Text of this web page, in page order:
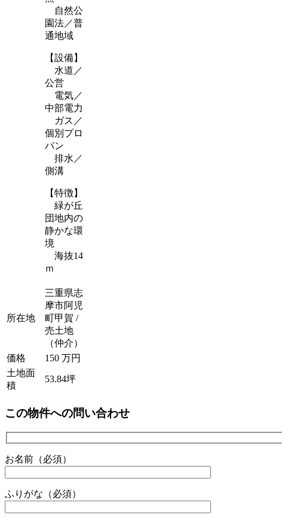
自然公
園法／普
通地域
【設備】
水道／
公営
電気／
中部電力
ガス／
個別プロ
パン
排水／
側溝
【特徴】
緑が丘
団地内の
静かな環
境
海抜14
ｍ
所在地
三重県志
摩市阿児
町甲賀 /
売土地
（仲介）
価格
150 万円
土地面
積
53.84坪
この物件への問い合わせ
お名前（必須）
ふりがな（必須）